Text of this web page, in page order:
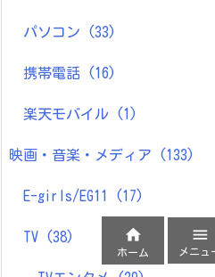
パソコン (33)
携帯電話 (16)
楽天モバイル (1)
映画・音楽・メディア (133)
E-girls/EG11 (17)
TV (38) 
ホーム

メニュ